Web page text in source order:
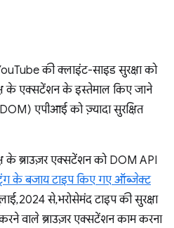
की क्लाइंट-साइड सुरक्षा को
के एक्सटेंशन के इस्तेमाल किए जाने
एपीआई को ज़्यादा सुरक्षित
के ब्राउज़र एक्सटेंशन को DOM API
के बजाय टाइप किए गए ऑब्जेक्ट
2024 से, भरोसेमंद टाइप की सुरक्षा
वाले ब्राउज़र एक्सटेंशन काम करना